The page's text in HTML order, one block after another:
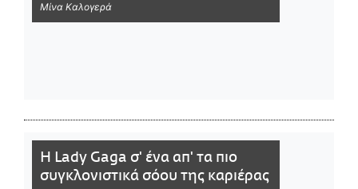
Μίνα Καλογερά
Η Lady Gaga σ' ένα απ' τα πιο
συγκλονιστικά σόου της καριέρας